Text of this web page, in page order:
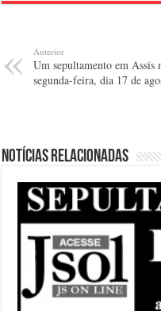
Anterior
Um sepultamento em Assis
segunda-feira, dia 17 de
Notícias relacionadas